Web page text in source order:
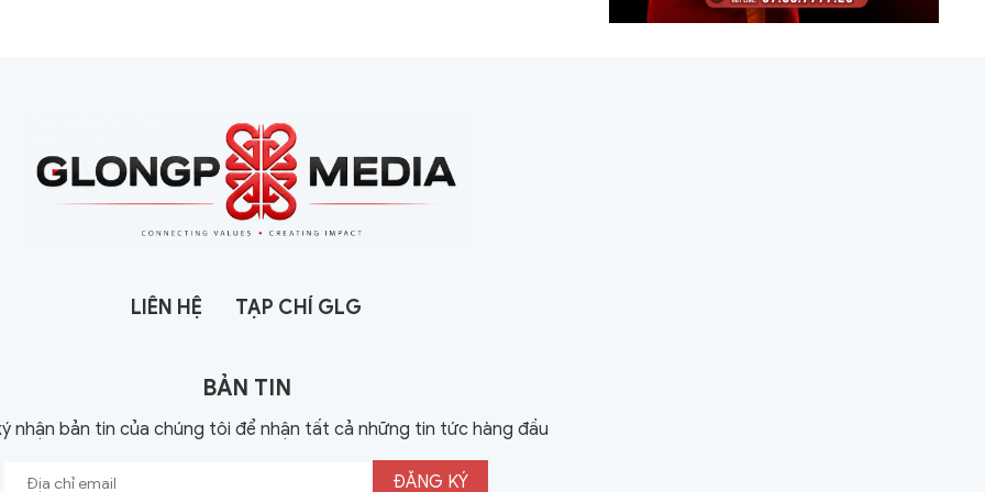
LIÊN HỆ TẠP CHÍ GLG
BẢN TIN
nhận bản tin của chúng tôi để nhận tất cả những tin tức hàng đầu